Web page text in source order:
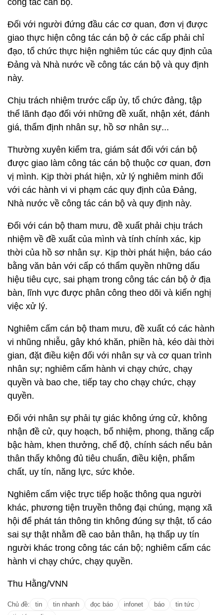
công tác cán bộ.
Đối với người đứng đầu các cơ quan, đơn vị được
giao thực hiện công tác cán bộ ở các cấp phải chỉ
đạo, tổ chức thực hiện nghiêm túc các quy định của
Đảng và Nhà nước về công tác cán bộ và quy định
này.
Chịu trách nhiệm trước cấp ủy, tổ chức đảng, tập
thể lãnh đạo đối với những đề xuất, nhận xét, đánh
giá, thẩm định nhân sự, hồ sơ nhân sự...
Thường xuyên kiểm tra, giám sát đối với cán bộ
được giao làm công tác cán bộ thuộc cơ quan, đơn
vị mình. Kịp thời phát hiện, xử lý nghiêm minh đối
với các hành vi vi phạm các quy định của Đảng,
Nhà nước về công tác cán bộ và quy định này.
Đối với cán bộ tham mưu, đề xuất phải chịu trách
nhiệm về đề xuất của mình và tính chính xác, kịp
thời của hồ sơ nhân sự. Kịp thời phát hiện, báo cáo
bằng văn bản với cấp có thẩm quyền những dấu
hiệu tiêu cực, sai phạm trong công tác cán bộ ở địa
bàn, lĩnh vực được phân công theo dõi và kiến nghị
việc xử lý.
Nghiêm cấm cán bộ tham mưu, đề xuất có các hành
vi nhũng nhiễu, gây khó khăn, phiền hà, kéo dài thời
gian, đặt điều kiện đối với nhân sự và cơ quan trình
nhân sự; nghiêm cấm hành vi chạy chức, chạy
quyền và bao che, tiếp tay cho chạy chức, chạy
quyền.
Đối với nhân sự phải tự giác không ứng cử, không
nhận đề cử, quy hoạch, bổ nhiệm, phong, thăng cấp
bậc hàm, khen thưởng, chế độ, chính sách nếu bản
thân thấy không đủ tiêu chuẩn, điều kiện, phẩm
chất, uy tín, năng lực, sức khỏe.
Nghiêm cấm việc trực tiếp hoặc thông qua người
khác, phương tiện truyền thông đại chúng, mạng xã
hội để phát tán thông tin không đúng sự thật, tố cáo
sai sự thật nhằm đề cao bản thân, hạ thấp uy tín
người khác trong công tác cán bộ; nghiêm cấm các
hành vi chạy chức, chạy quyền.
Thu Hằng/VNN
Chủ đề: tin tin nhanh đọc báo infonet báo
tin tức